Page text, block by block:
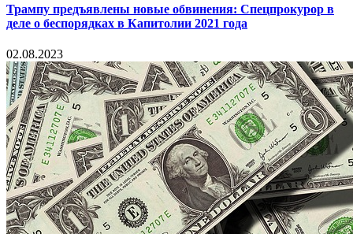
Трампу предъявлены новые обвинения: Спецпрокурор в
деле о беспорядках в Капитолии 2021 года
02.08.2023